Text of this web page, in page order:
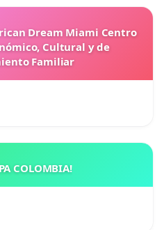
Dream Miami Centro
Cultural y de
Familiar
COLOMBIA!